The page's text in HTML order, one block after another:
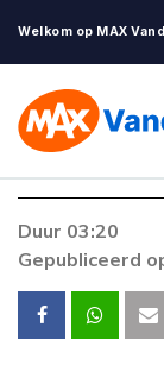
Welkom op MAX
Duur 03:20
Gepubliceerd